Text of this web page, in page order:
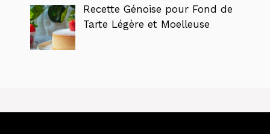
Recette Génoise pour Fond de
Tarte Légère et Moelleuse